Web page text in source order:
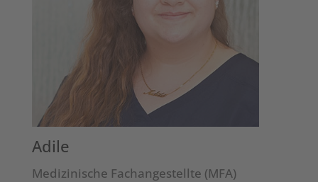
Adile
Medizinische Fachangestellte (MFA)